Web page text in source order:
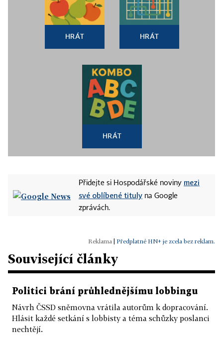
HRÁT HRÁT
HRÁT
Přidejte si Hospodářské noviny mezi
své oblíbené tituly na Google
zprávách.
Předplatné HN+ je zcela bez reklam.
Související články
Politici brání průhlednějšímu lobbingu
Návrh ČSSD sněmovna vrátila autorům k dopracování.
Hlásit každé setkání s lobbisty a téma schůzky poslanci
nechtějí.